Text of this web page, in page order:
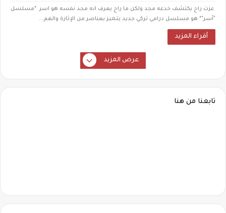
عزت راح يكتشف خدعه مجد ولكن ما راح يعرف انه مجد نفسه هو اسر *مسلسل
"آسر"* هو مسلسل درامي تركي جديد يتميز بعناصر من الإثارة والغم...
أقراء المزيد
عرض المزيد
تابعنا من هنا